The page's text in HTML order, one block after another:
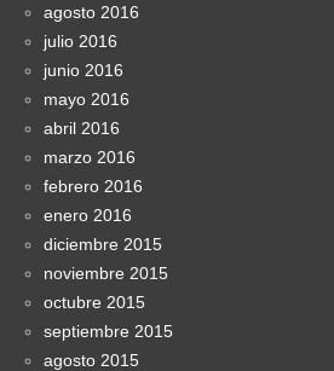
agosto 2016
julio 2016
junio 2016
mayo 2016
abril 2016
marzo 2016
febrero 2016
enero 2016
diciembre 2015
noviembre 2015
octubre 2015
septiembre 2015
agosto 2015